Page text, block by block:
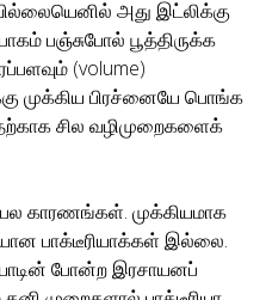
அது இட்லிக்கு
பஞ்சுபோல் பூத்திருக்க
(volume)
முக்கிய பிரச்னையே பொங்க
சில வழிமுறைகளைக்
காரணங்கள். முக்கியமாக
பாக்டீரியாக்கள் இல்லை.
போன்ற இரசாயனப்